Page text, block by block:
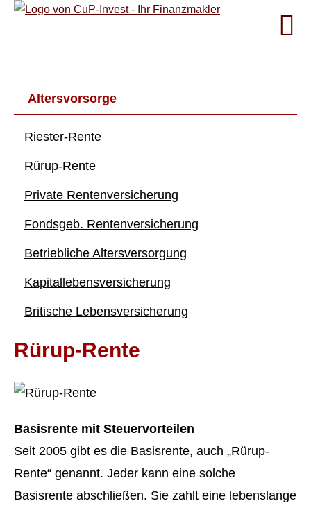
Alters­vorsorge
Riester-Rente
Rürup-Rente
Private Rentenversicherung
Fondsgeb. Rentenversicherung
Betriebliche Altersversorgung
Ka­pi­tal­le­bens­ver­si­che­rung
Britische Lebensversicherung
Rürup-Rente
Basisrente mit Steuervorteilen
Seit 2005 gibt es die Basisrente, auch „Rürup-
Rente“ genannt. Jeder kann eine solche
Basisrente abschließen. Sie zahlt eine lebenslange